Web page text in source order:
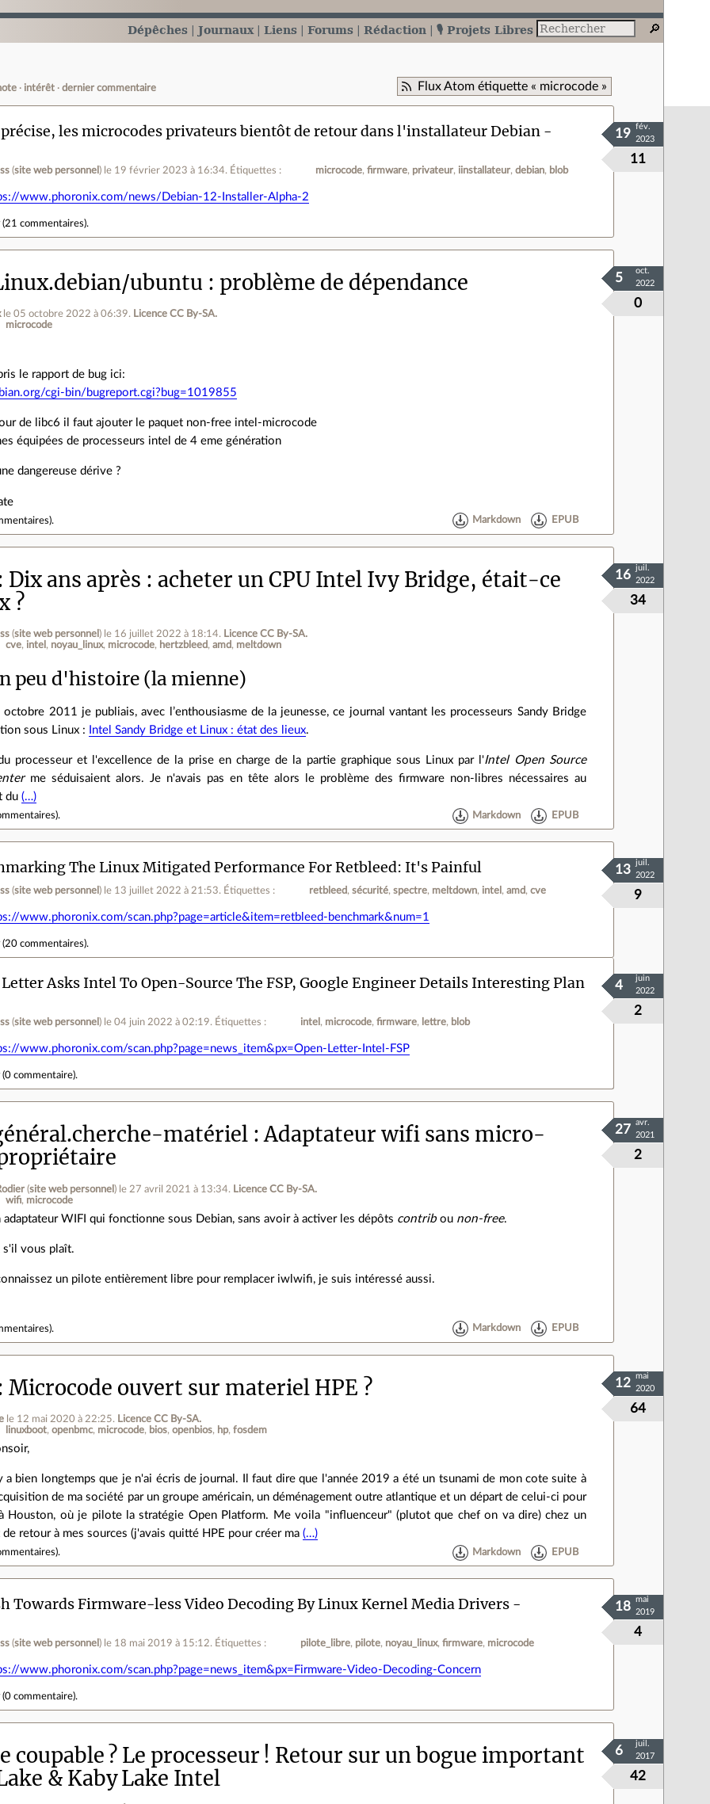
Dépêches Journaux Liens Forums Rédaction 🎙️ Projets Libres
Flux Atom étiquette « microcode »
intérêt dernier commentaire
précise, les microcodes privateurs bientôt de retour dans l'installateur Debian -
(site web personnel ) le 19 février 2023 à 16:34. Étiquettes : microcode firmware privateur iinstallateur debian blob
11
19
fév.
2023
www.phoronix.com/news/Debian-12-Installer-Alpha-2
(21 commentaires).
ubuntu problème de dépendance
le 05 octobre 2022 à 06:39. Licence CC By‑SA.
microcode
0
5
oct.
2022
le rapport de bug ici:
cgi-bin/bugreport.cgi?bug=1019855
de libc6 il faut ajouter le paquet non-free intel-microcode
équipées de processeurs intel de 4 eme génération
dangereuse dérive ?
). Markdown EPUB
Dix ans après : acheter un CPU Intel Ivy Bridge, était-ce
?
(site web personnel ) le 16 juillet 2022 à 18:14. Licence CC By‑SA.
cve intel noyau_linux microcode hertzbleed amd meltdown
34
16
juil.
2022
peu d'histoire (la mienne)
octobre 2011 je publiais, avec l’enthousiasme de la jeunesse, ce journal vantant les processeurs Sandy Bridge
sous Linux :
Intel Sandy Bridge et Linux : état des lieux.
processeur et l'excellence de la prise en charge de la partie graphique sous Linux par l'Intel Open Source
me séduisaient alors. Je n'avais pas en tête alors le problème des firmware non-libres nécessaires au
du(…)
). Markdown EPUB
The Linux Mitigated Performance For Retbleed: It's Painful
(site web personnel ) le 13 juillet 2022 à 21:53. Étiquettes : retbleed sécurité spectre meltdown intel amd cve 9
13
juil.
2022
www.phoronix.com/scan.php?page=article&item=retbleed-benchmark&num=1
(20 commentaires).
Letter Asks Intel To Open-Source The FSP, Google Engineer Details Interesting Plan
(site web personnel ) le 04 juin 2022 à 02:19. Étiquettes : intel microcode firmware lettre blob
2
4
juin
2022
www.phoronix.com/scan.php?page=news_item&px=Open-Letter-Intel-FSP
(0 commentaire).
matériel
Adaptateur wifi sans micro-
(site web personnel ) le 27 avril 2021 à 13:34. Licence CC By‑SA.
wifi microcode
2
27
avr.
2021
adaptateur WIFI qui fonctionne sous Debian, sans avoir à activer les dépôts contribou non-free.
s'il vous plaît.
un pilote entièrement libre pour remplacer iwlwifi, je suis intéressé aussi.
). Markdown EPUB
Microcode ouvert sur materiel HPE ?
le 12 mai 2020 à 22:25. Licence CC By‑SA.
linuxboot openbmc microcode bios openbios hp fosdem
64
12
mai
2020
a bien longtemps que je n'ai écris de journal. Il faut dire que l'année 2019 a été un tsunami de mon cote suite à
de ma société par un groupe américain, un déménagement outre atlantique et un départ de celui-ci pour
Houston, où je pilote la stratégie Open Platform. Me voila "influenceur" (plutot que chef on va dire) chez un
retour à mes sources (j'avais quitté HPE pour créer ma(…)
). Markdown EPUB
Towards Firmware-less Video Decoding By Linux Kernel Media Drivers -
(site web personnel ) le 18 mai 2019 à 15:12. Étiquettes : pilote_libre pilote noyau_linux firmware microcode
4
18
mai
2019
www.phoronix.com/scan.php?page=news_item&px=Firmware-Video-Decoding-Concern
(0 commentaire).
coupable ? Le processeur ! Retour sur un bogue important
& Kaby Lake Intel
42
6
juil.
2017